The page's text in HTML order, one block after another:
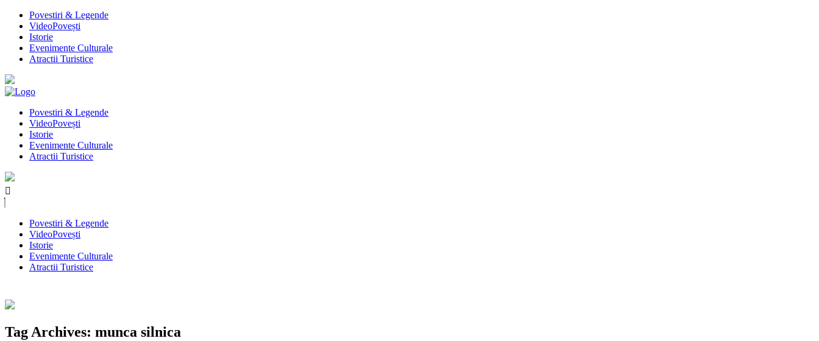
Povestiri & Legende
VideoPovești
Istorie
Evenimente Culturale
Atractii Turistice
Povestiri & Legende
VideoPovești
Istorie
Evenimente Culturale
Atractii Turistice
Povestiri & Legende
VideoPovești
Istorie
Evenimente Culturale
Atractii Turistice
Tag Archives: munca silnica